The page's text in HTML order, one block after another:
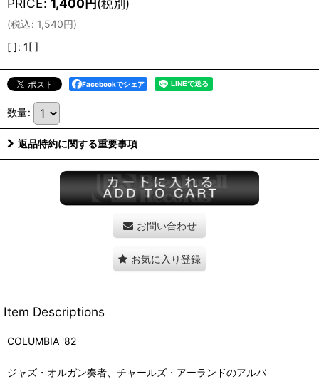
PRICE: 1,400円(税別)
(税込: 1,540円)
[ ]: 1[ ]
Facebookでシェア
数量:
返品特約に関する重要事項
お問い合わせ
お気に入り登録
Item Descriptions
COLUMBIA '82
ジャズ・オルガン奏者、チャールズ・アーランドのアルバ